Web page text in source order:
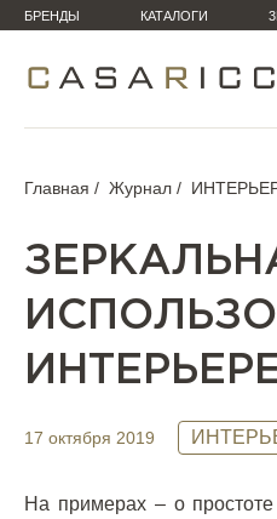
БРЕНДЫ КАТАЛОГИ
Главная Журнал
17 октября 2019
На примерах – о простоте